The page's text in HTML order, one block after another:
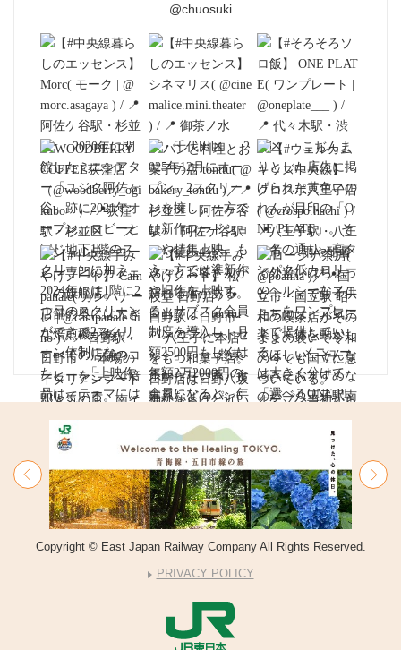
@chuosuki
Copyright © East Japan Railway Company All Rights Reserved.
PRIVACY POLICY